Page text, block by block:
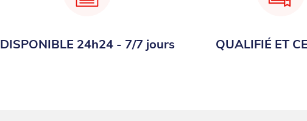
DISPONIBLE 24h24 - 7/7 jours QUALIFIÉ ET